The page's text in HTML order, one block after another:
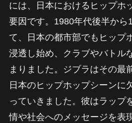
には、日本におけるヒップホ
要因です。1980年代後半から
て、日本の都市部でもヒップ
浸透し始め、クラブやバトル
まりました。ジブラはその最
日本のヒップホップシーンに
っていきました。彼はラップ
情や社会へのメッセージを表